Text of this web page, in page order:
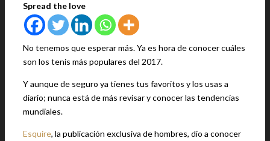
Spread the love
No tenemos que esperar más. Ya es hora de conocer cuáles
son los tenis más populares del 2017.
Y aunque de seguro ya tienes tus favoritos y los usas a
diario; nunca está de más revisar y conocer las tendencias
mundiales.
Esquire, la publicación exclusiva de hombres, dio a conocer